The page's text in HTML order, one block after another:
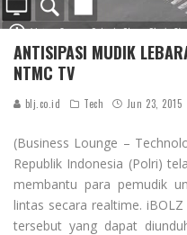
ANTISIPASI MUDIK
NTMC TV
blj.co.id Tech Jun 23, 2015
(Business Lounge –
Republik Indonesia (Polri)
membantu para pemudik
lintas secara realtime.
tersebut yang dapat